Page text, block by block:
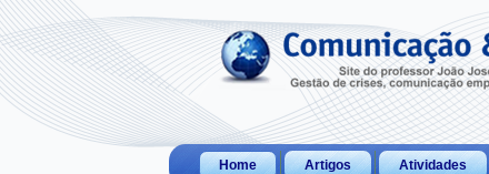
Home Artigos Atividades